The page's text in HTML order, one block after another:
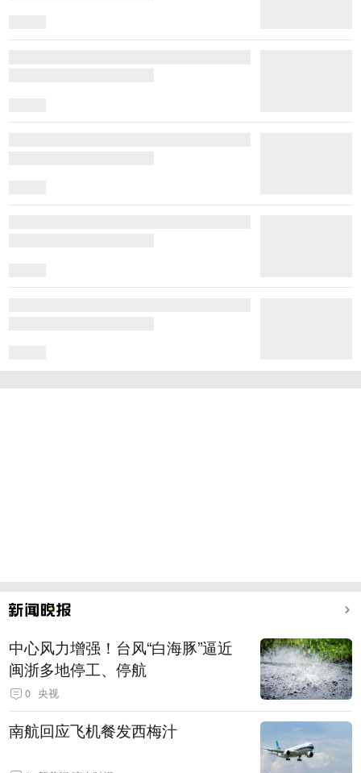
中心风力增强！台风“白海豚”逼近
闽浙多地停工、停航
0 央视
南航回应飞机餐发西梅汁